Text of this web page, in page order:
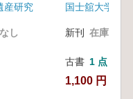
産研究
し 新刊 在庫なし
古書 1 点
1,100 円